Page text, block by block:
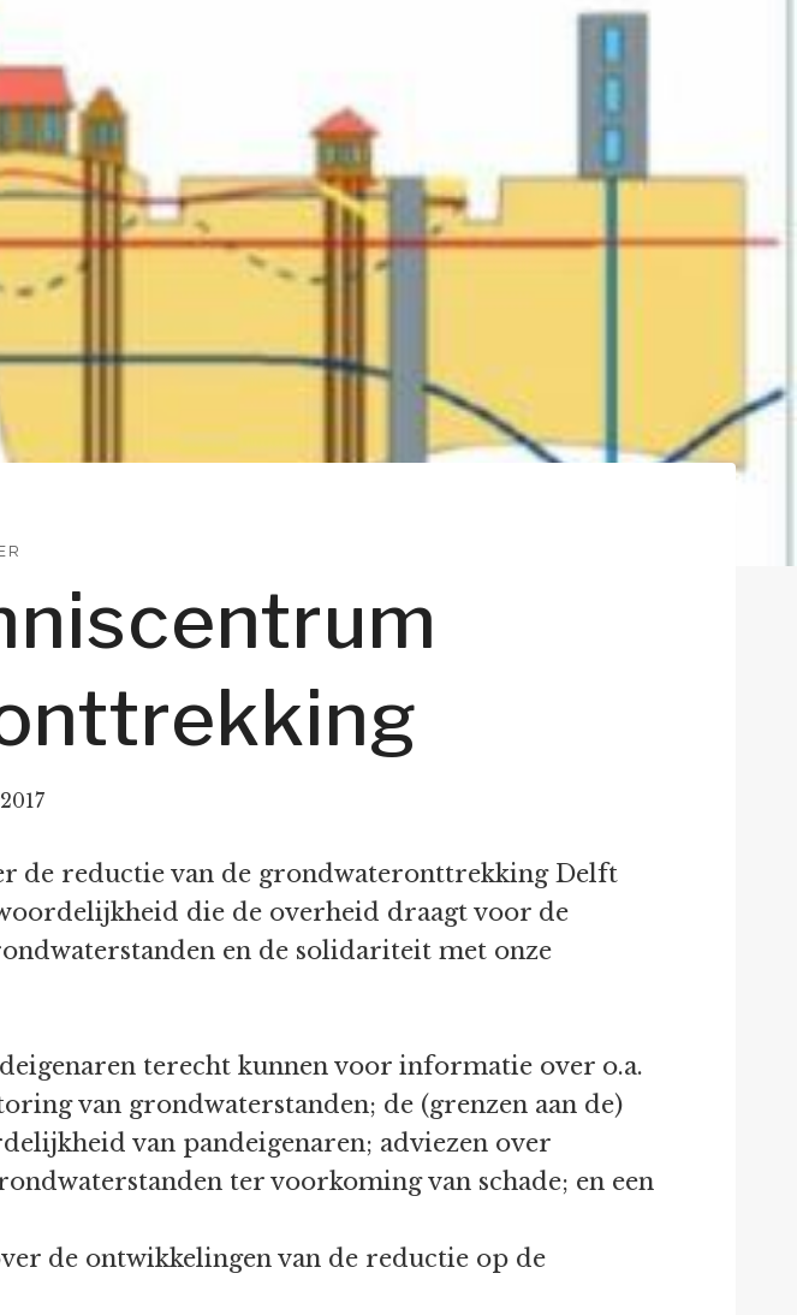
de reductie van de grondwateronttrekking Delft
die de overheid draagt voor de
en de solidariteit met onze
terecht kunnen voor informatie over o.a.
van grondwaterstanden; de (grenzen aan de)
van pandeigenaren; adviezen over
ter voorkoming van schade; en een
de ontwikkelingen van de reductie op de